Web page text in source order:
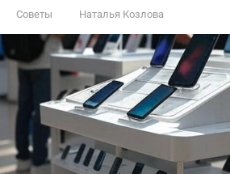
Советы Наталья Козлова